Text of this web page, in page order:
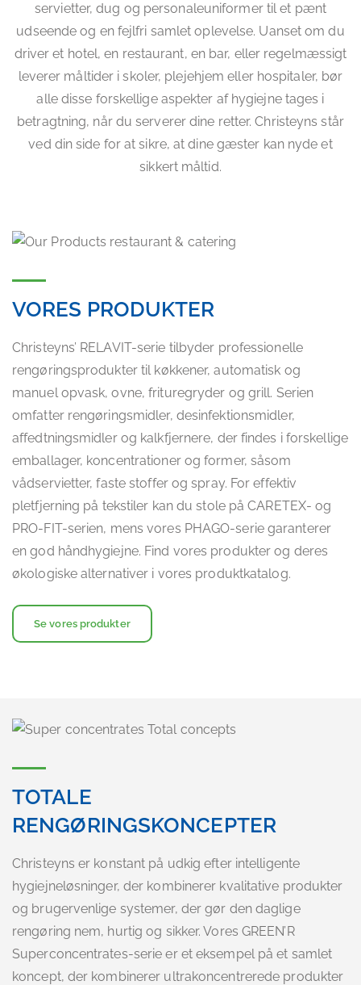
servietter, dug og personaleuniformer til et pænt
udseende og en fejlfri samlet oplevelse. Uanset om du
driver et hotel, en restaurant, en bar, eller regelmæssigt
leverer måltider i skoler, plejehjem eller hospitaler, bør
alle disse forskellige aspekter af hygiejne tages i
betragtning, når du serverer dine retter. Christeyns står
ved din side for at sikre, at dine gæster kan nyde et
sikkert måltid.
VORES PRODUKTER
Christeyns’ RELAVIT-serie tilbyder professionelle
rengøringsprodukter til køkkener, automatisk og
manuel opvask, ovne, frituregryder og grill. Serien
omfatter rengøringsmidler, desinfektionsmidler,
affedtningsmidler og kalkfjernere, der findes i forskellige
emballager, koncentrationer og former, såsom
vådservietter, faste stoffer og spray. For effektiv
pletfjerning på tekstiler kan du stole på CARETEX- og
PRO-FIT-serien, mens vores PHAGO-serie garanterer
en god håndhygiejne. Find vores produkter og deres
økologiske alternativer i vores produktkatalog.
Se vores produkter
TOTALE
RENGØRINGSKONCEPTER
Christeyns er konstant på udkig efter intelligente
hygiejneløsninger, der kombinerer kvalitative produkter
og brugervenlige systemer, der gør den daglige
rengøring nem, hurtig og sikker. Vores GREEN’R
Superconcentrates-serie er et eksempel på et samlet
koncept, der kombinerer ultrakoncentrerede produkter